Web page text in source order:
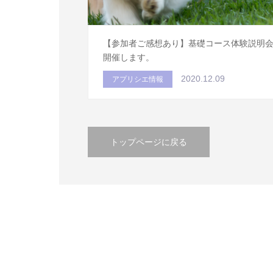
【参加者ご感想あり】基礎コース体験説明会
開催します。
アプリシエ情報 2020.12.09
トップページに戻る